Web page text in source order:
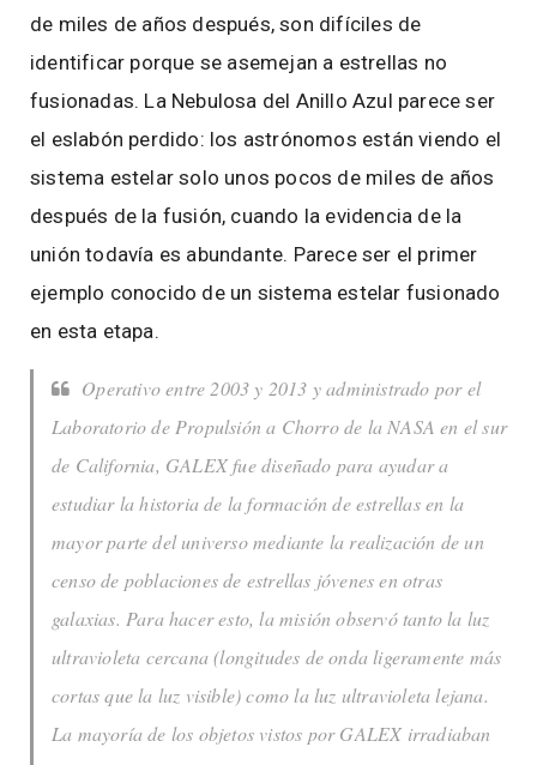
de miles de años después, son difíciles de
identificar porque se asemejan a estrellas no
fusionadas. La Nebulosa del Anillo Azul parece ser
el eslabón perdido: los astrónomos están viendo el
sistema estelar solo unos pocos de miles de años
después de la fusión, cuando la evidencia de la
unión todavía es abundante. Parece ser el primer
ejemplo conocido de un sistema estelar fusionado
en esta etapa.
Operativo entre 2003 y 2013 y administrado por el
Laboratorio de Propulsión a Chorro de la NASA en el sur
de California, GALEX fue diseñado para ayudar a
estudiar la historia de la formación de estrellas en la
mayor parte del universo mediante la realización de un
censo de poblaciones de estrellas jóvenes en otras
galaxias. Para hacer esto, la misión observó tanto la luz
ultravioleta cercana (longitudes de onda ligeramente más
cortas que la luz visible) como la luz ultravioleta lejana.
La mayoría de los objetos vistos por GALEX irradiaban